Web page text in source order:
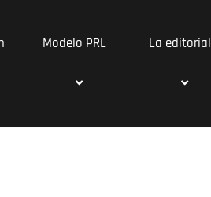
Modelo PRL La editorial